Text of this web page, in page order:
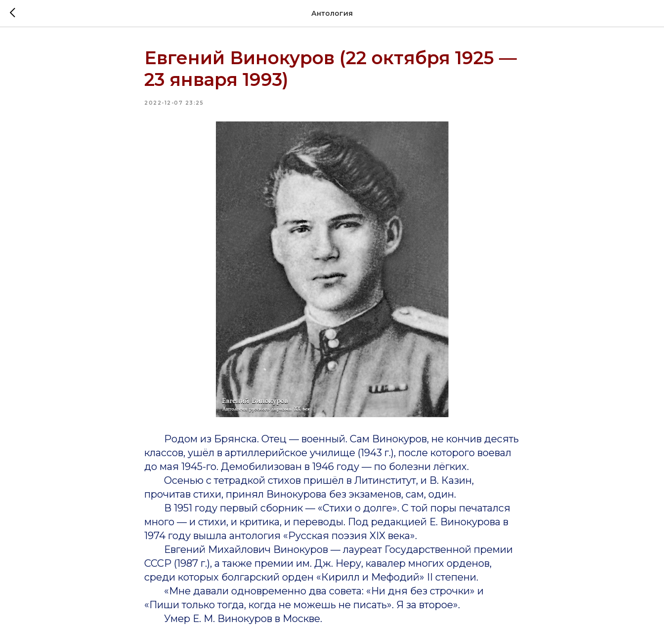
Антология
Евгений Винокуров (22 октября 1925 —
23 января 1993)
2022-12-07 23:25
Родом из Брянска. Отец — военный. Сам Винокуров, не кончив десять
классов, ушёл в артиллерийское училище (1943 г.), после которого воевал
до мая 1945-го. Демобилизован в 1946 году — по болезни лёгких.
Осенью с тетрадкой стихов пришёл в Литинститут, и В. Казин,
прочитав стихи, принял Винокурова без экзаменов, сам, один.
В 1951 году первый сборник — «Стихи о долге». С той поры печатался
много — и стихи, и критика, и переводы. Под редакцией Е. Винокурова в
1974 году вышла антология «Русская поэзия XIX века».
Евгений Михайлович Винокуров — лауреат Государственной премии
СССР (1987 г.), а также премии им. Дж. Неру, кавалер многих орденов,
среди которых болгарский орден «Кирилл и Мефодий» II степени.
«Мне давали одновременно два совета: «Ни дня без строчки» и
«Пиши только тогда, когда не можешь не писать». Я за второе».
Умер Е. М. Винокуров в Москве.